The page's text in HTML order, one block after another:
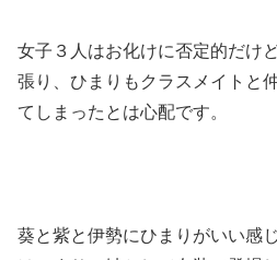
女子３人はお化けに否定的だけ
張り、ひまりもクラスメイトと
てしまったとは心配です。
葵と紫と伊勢にひまりがいい感